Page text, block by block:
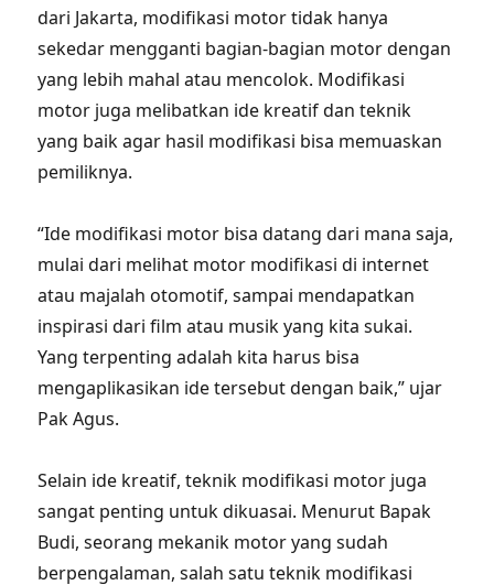
dari Jakarta, modifikasi motor tidak hanya
sekedar mengganti bagian-bagian motor dengan
yang lebih mahal atau mencolok. Modifikasi
motor juga melibatkan ide kreatif dan teknik
yang baik agar hasil modifikasi bisa memuaskan
pemiliknya.
“Ide modifikasi motor bisa datang dari mana saja,
mulai dari melihat motor modifikasi di internet
atau majalah otomotif, sampai mendapatkan
inspirasi dari film atau musik yang kita sukai.
Yang terpenting adalah kita harus bisa
mengaplikasikan ide tersebut dengan baik,” ujar
Pak Agus.
Selain ide kreatif, teknik modifikasi motor juga
sangat penting untuk dikuasai. Menurut Bapak
Budi, seorang mekanik motor yang sudah
berpengalaman, salah satu teknik modifikasi